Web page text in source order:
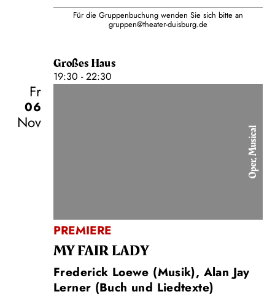
Für die Gruppenbuchung wenden Sie sich bitte an
gruppen@theater-duisburg.de
Großes Haus
19:30 - 22:30
Fr
06
Nov
Oper, Musical
PREMIERE
MY FAIR LADY
Frederick Loewe (Musik), Alan Jay
Lerner (Buch und Liedtexte)